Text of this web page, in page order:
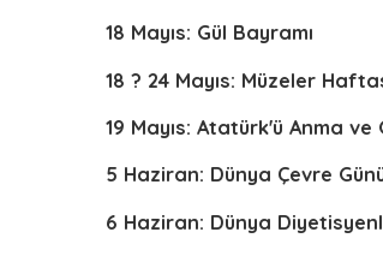
18 Mayıs: Gül Bayramı
18 ? 24 Mayıs: Müzeler
19 Mayıs: Atatürk'ü Anma
5 Haziran: Dünya Çevre
6 Haziran: Dünya